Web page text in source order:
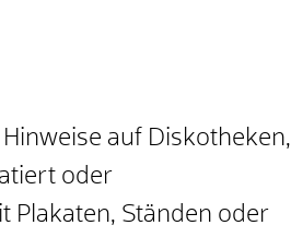
auf Diskotheken,
oder
Plakaten, Ständen oder